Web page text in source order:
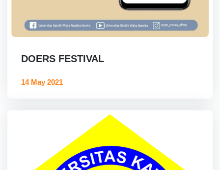
DOERS FESTIVAL
14 May 2021